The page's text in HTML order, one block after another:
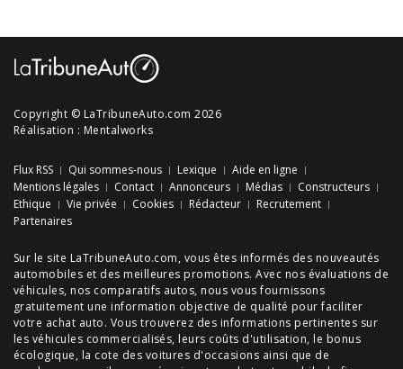
Copyright © LaTribuneAuto.com 2026
Réalisation : Mentalworks
Flux RSS Qui sommes-nous Lexique
Aide en ligne
Mentions légales
Contact Annonceurs Médias
Constructeurs
Ethique
Vie privée Cookies Rédacteur
Recrutement
Partenaires
Sur le site LaTribuneAuto.com, vous êtes informés des nouveautés
automobiles et des meilleures promotions. Avec nos évaluations de
véhicules, nos comparatifs autos, nous vous fournissons
gratuitement une information objective de qualité pour faciliter
votre achat auto. Vous trouverez des informations pertinentes sur
les véhicules commercialisés, leurs coûts d'utilisation, le bonus
écologique, la cote des voitures d'occasions ainsi que de